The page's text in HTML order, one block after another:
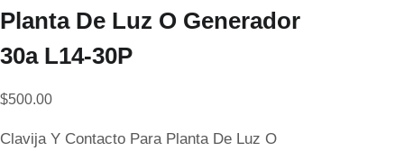
Planta De Luz O Generador
30a L14-30P
$500.00
Clavija Y Contacto Para Planta De Luz O